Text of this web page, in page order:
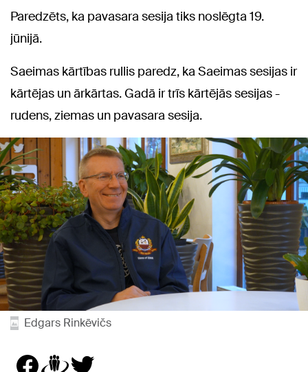
Paredzēts, ka pavasara sesija tiks noslēgta 19.
jūnijā.
Saeimas kārtības rullis paredz, ka Saeimas sesijas ir
kārtējas un ārkārtas. Gadā ir trīs kārtējās sesijas -
rudens, ziemas un pavasara sesija.
Edgars Rinkēvičs